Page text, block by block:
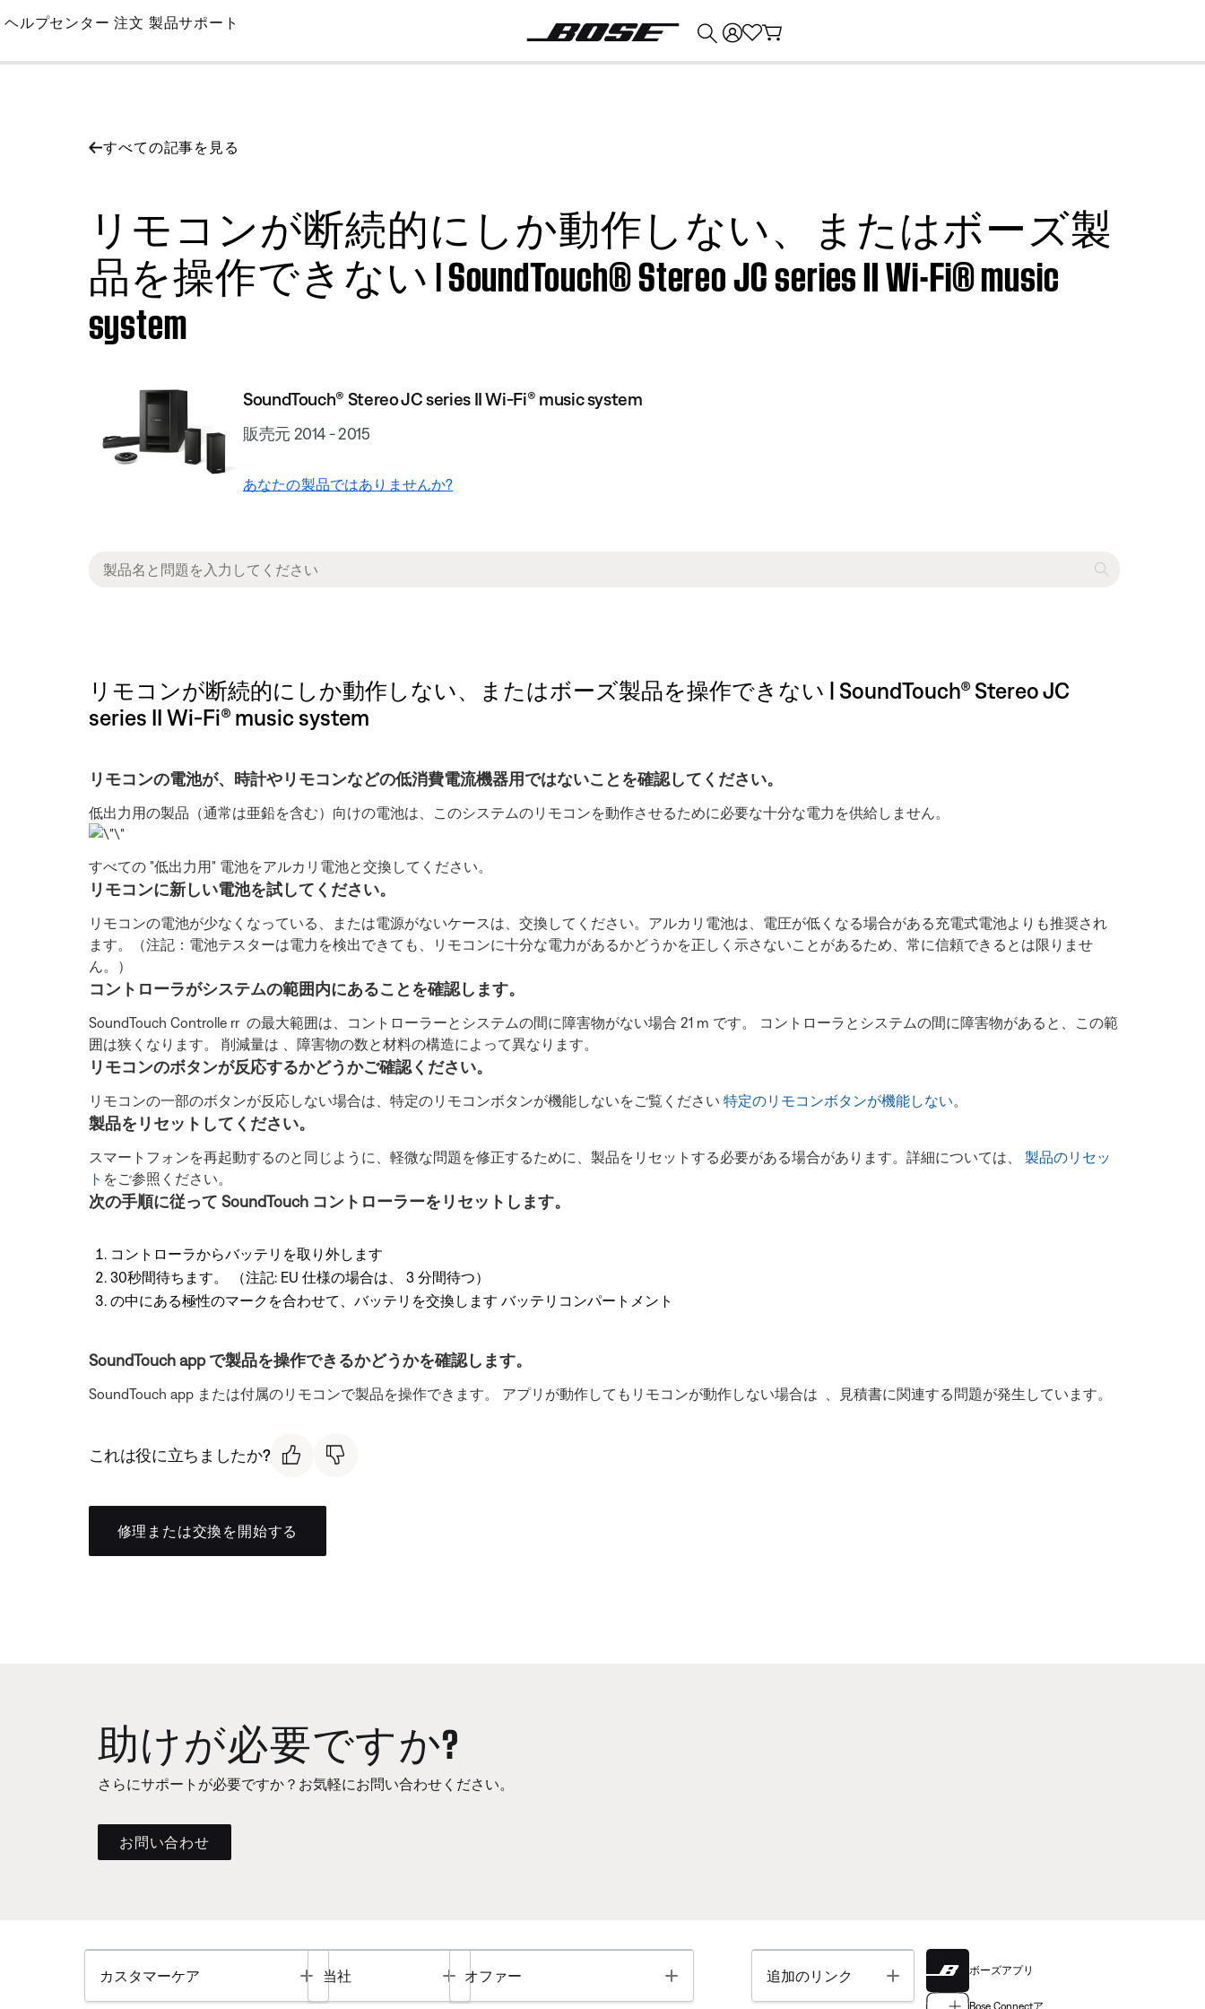
Skip
Main
ヘルプセンター 注文 製品サポート
すべての記事を見る
リモコンが断続的にしか動作しない、またはボーズ製
品を操作できない | SoundTouch® Stereo JC series II Wi-Fi® music
system
SoundTouch® Stereo JC series II Wi-Fi® music system
販売元 2014 - 2015
あなたの製品ではありませんか?
リモコンが断続的にしか動作しない、またはボーズ製品を操作できない | SoundTouch® Stereo JC
series II Wi-Fi® music system
リモコンの電池が、時計やリモコンなどの低消費電流機器用ではないことを確認してください。
低出力用の製品（通常は亜鉛を含む）向けの電池は、このシステムのリモコンを動作させるために必要な十分な電力を供給しません。
すべての "低出力用" 電池をアルカリ電池と交換してください。
リモコンに新しい電池を試してください。
リモコンの電池が少なくなっている、または電源がないケースは、交換してください。アルカリ電池は、電圧が低くなる場合がある充電式電池よりも推奨され
ます。（注記：電池テスターは電力を検出できても、リモコンに十分な電力があるかどうかを正しく示さないことがあるため、常に信頼できるとは限りませ
ん。）
コントローラがシステムの範囲内にあることを確認します。
SoundTouch Controlle rr の最大範囲は、コントローラーとシステムの間に障害物がない場合 21 m です。 コントローラとシステムの間に障害物があると、この範
囲は狭くなります。 削減量は 、障害物の数と材料の構造によって異なります。
リモコンのボタンが反応するかどうかご確認ください。
リモコンの一部のボタンが反応しない場合は、特定のリモコンボタンが機能しないをご覧ください 特定のリモコンボタンが機能しない。
製品をリセットしてください。
スマートフォンを再起動するのと同じように、軽微な問題を修正するために、製品をリセットする必要がある場合があります。詳細については、 製品のリセッ
ト をご参照ください。
次の手順に従って SoundTouch コントローラーをリセットします。
コントローラからバッテリを取り外します
30秒間待ちます。 （注記: EU 仕様の場合は、 3 分間待つ）
の中にある極性のマークを合わせて、バッテリを交換します バッテリコンパートメント
SoundTouch app で製品を操作できるかどうかを確認します。
SoundTouch app または付属のリモコンで製品を操作できます。 アプリが動作してもリモコンが動作しない場合は 、見積書に関連する問題が発生しています。
これは役に立ちましたか?
修理または交換を開始する
助けが必要ですか?
さらにサポートが必要ですか？お気軽にお問い合わせください。
お問い合わせ
カスタマーケア Toggle
当社 Toggle
オファー Toggle 追加のリンク Toggle ボーズアプリ
Bose Connectア